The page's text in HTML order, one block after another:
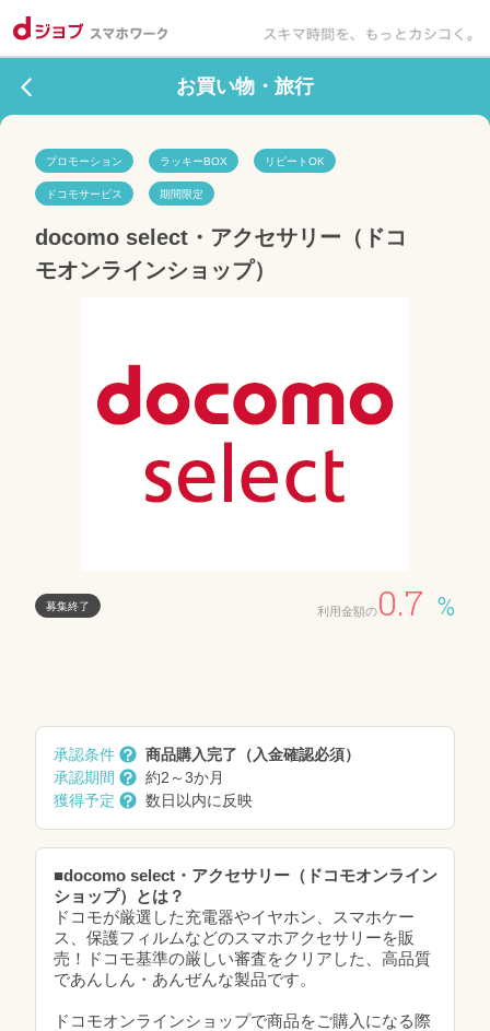
お買い物・旅行
プロモーション ラッキーBOX リピートOK
ドコモサービス 期間限定
docomo select・アクセサリー（ドコ
モオンラインショップ）
募集終了 利用金額の0.7 %
承認条件
商品購入完了（入金確認必須）
承認期間
約2～3か月
獲得予定
数日以内に反映
■docomo select・アクセサリー（ドコモオンライン
ショップ）とは？
ドコモが厳選した充電器やイヤホン、スマホケー
ス、保護フィルムなどのスマホアクセサリーを販
売！ドコモ基準の厳しい審査をクリアした、高品質
であんしん・あんぜんな製品です。
ドコモオンラインショップで商品をご購入になる際